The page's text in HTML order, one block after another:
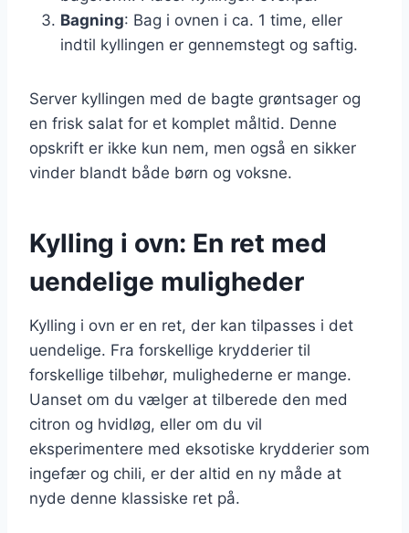
Bagning: Bag i ovnen i ca. 1 time, eller
indtil kyllingen er gennemstegt og saftig.
Server kyllingen med de bagte grøntsager og
en frisk salat for et komplet måltid. Denne
opskrift er ikke kun nem, men også en sikker
vinder blandt både børn og voksne.
Kylling i ovn: En ret med
uendelige muligheder
Kylling i ovn er en ret, der kan tilpasses i det
uendelige. Fra forskellige krydderier til
forskellige tilbehør, mulighederne er mange.
Uanset om du vælger at tilberede den med
citron og hvidløg, eller om du vil
eksperimentere med eksotiske krydderier som
ingefær og chili, er der altid en ny måde at
nyde denne klassiske ret på.